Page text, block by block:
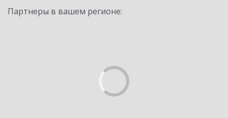
Партнеры в вашем регионе: